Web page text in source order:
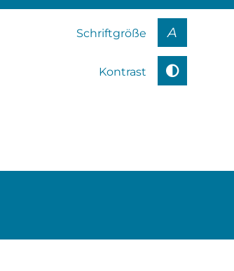
Schriftgröße A
Kontrast